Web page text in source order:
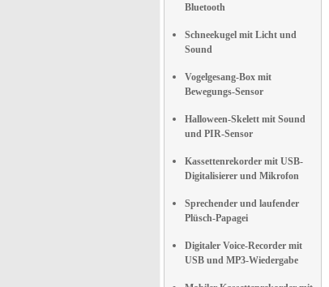
Bluetooth
Schneekugel mit Licht und
Sound
Vogelgesang-Box mit
Bewegungs-Sensor
Halloween-Skelett mit Sound
und PIR-Sensor
Kassettenrekorder mit USB-
Digitalisierer und Mikrofon
Sprechender und laufender
Plüsch-Papagei
Digitaler Voice-Recorder mit
USB und MP3-Wiedergabe